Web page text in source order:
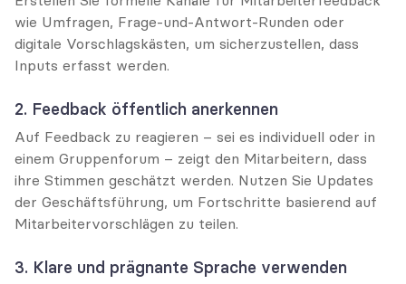
wie Umfragen, Frage-und-Antwort-Runden oder
digitale Vorschlagskästen, um sicherzustellen, dass
Inputs erfasst werden.
2. Feedback öffentlich anerkennen
Auf Feedback zu reagieren – sei es individuell oder in
einem Gruppenforum – zeigt den Mitarbeitern, dass
ihre Stimmen geschätzt werden. Nutzen Sie Updates
der Geschäftsführung, um Fortschritte basierend auf
Mitarbeitervorschlägen zu teilen.
3. Klare und prägnante Sprache verwenden